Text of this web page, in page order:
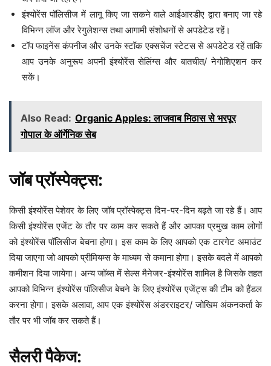
इंश्योरेंस पॉलिसीज में लागू किए जा सकने वाले आईआरडीए द्वारा बनाए जा रहे
विभिन्न लॉज और रेगुलेशन्स तथा आगामी संशोधनों से अपडेटेड रहें।
टॉप फाइनेंस कंपनीज और उनके स्टॉक एक्सचेंज स्टेटस से अपडेटेड रहें ताकि
आप उनके अनुरूप अपनी इंश्योरेंस सेलिंग्स और बातचीत/ नेगोशिएशन कर
सकें।
Also Read: Organic Apples: लाजवाब मिठास से भरपूर
गोपाल के ऑर्गेनिक सेब
जॉब प्रॉस्पेक्ट्स:
किसी इंश्योरेंस पेशेवर के लिए जॉब प्रॉस्पेक्ट्स दिन-पर-दिन बढ़ते जा रहे हैं। आप
किसी इंश्योरेंस एजेंट के तौर पर काम कर सकते हैं और आपका प्रमुख काम लोगों
को इंश्योरेंस पॉलिसीज बेचना होगा। इस काम के लिए आपको एक टारगेट अमाउंट
दिया जाएगा जो आपको प्रीमियम्स के माध्यम से कमाना होगा। इसके बदले में आपको
कमीशन दिया जायेगा। अन्य जॉब्स में सेल्स मैनेजर-इंश्योरेंस शामिल है जिसके तहत
आपको विभिन्न इंश्योरेंस पॉलिसीज बेचने के लिए इंश्योरेंस एजेंट्स की टीम को हैंडल
करना होगा। इसके अलावा, आप एक इंश्योरेंस अंडरराइटर/ जोखिम अंकनकर्ता के
तौर पर भी जॉब कर सकते हैं।
सैलरी पैकेज: